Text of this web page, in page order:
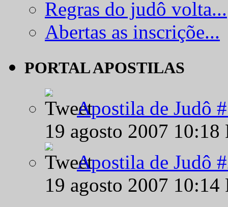
Regras do judô volta...
Abertas as inscriçõe...
PORTAL APOSTILAS
Apostila de Judô
19 agosto 2007
Apostila de Judô
19 agosto 2007